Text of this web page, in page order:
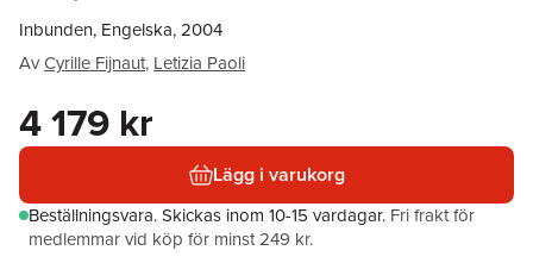
Inbunden, Engelska, 2004
AvCyrille Fijnaut, Letizia Paoli
4 179 kr
Lägg i varukorg
Beställningsvara.Skickas inom 10-15 vardagar. Fri frakt för
medlemmar vid köp för minst 249 kr.